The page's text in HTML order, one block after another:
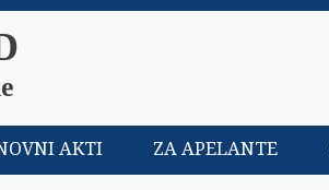
AKTI ZA APELANTE